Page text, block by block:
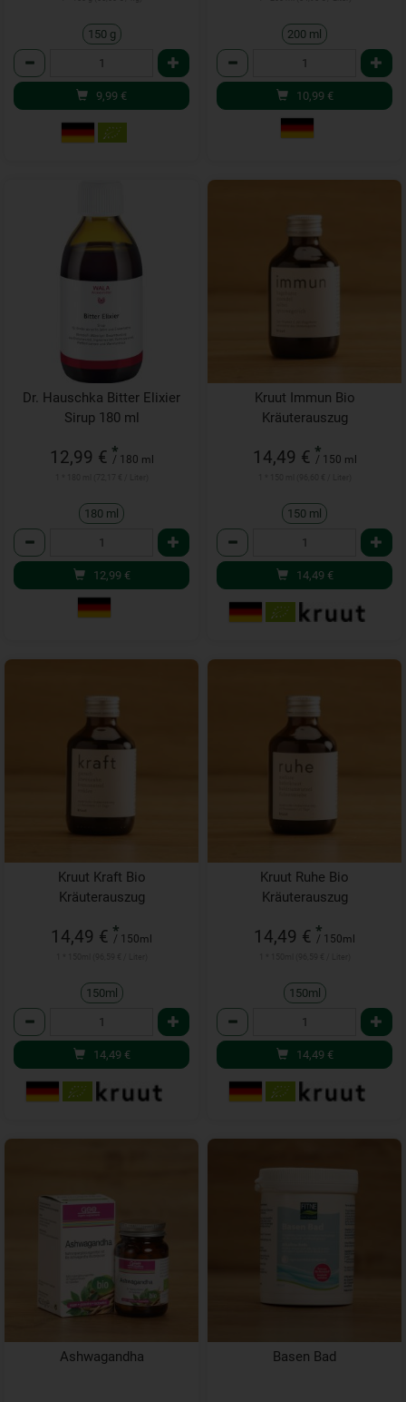
150 g
Anzahl
9,99 €
200 ml
Anzahl
10,99 €
Dr. Hauschka Bitter Elixier
Sirup 180 ml
12,99 € *
/ 180 ml
180 ml
Anzahl
12,99 €
Kruut Immun Bio
Kräuterauszug
14,49 € *
/ 150 ml
150 ml
Anzahl
14,49 €
Kruut Kraft Bio
Kräuterauszug
14,49 € *
/ 150ml
150ml
Anzahl
14,49 €
Kruut Ruhe Bio
Kräuterauszug
14,49 € *
/ 150ml
150ml
Anzahl
14,49 €
Ashwagandha Basen Bad